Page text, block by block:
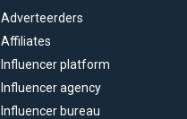
Adverteerders
Affiliates
Influencer platform
Influencer agency
Influencer bureau